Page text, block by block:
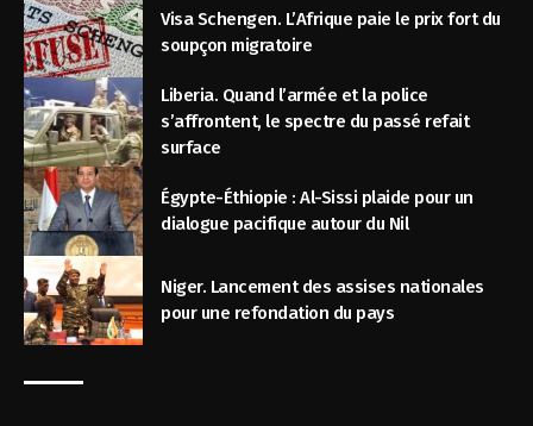
Visa Schengen. L’Afrique paie le prix fort du
soupçon migratoire
Liberia. Quand l’armée et la police
s’affrontent, le spectre du passé refait
surface
Égypte-Éthiopie : Al-Sissi plaide pour un
dialogue pacifique autour du Nil
Niger. Lancement des assises nationales
pour une refondation du pays